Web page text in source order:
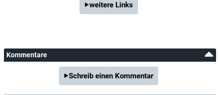
weitere Links
Kommentare
Schreib einen Kommentar